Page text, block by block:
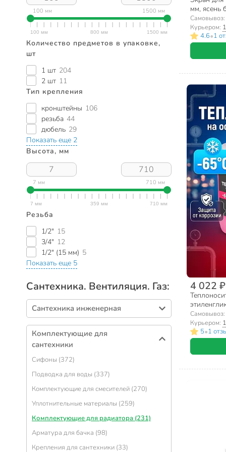
100 мм 1500 мм
Количество предметов в упаковке,
шт
1 шт 204
2 шт 11
Тип крепления
кронштейны 106
резьба 44
дюбель 29
Показать еще 2
Высота, мм
7 мм 710 мм
Резьба
1/2" 15
3/4" 12
1/2" (15 мм) 5
Показать еще 5
Сантехника. Вентиляция. Газ:
Сантехника инженерная
Резьбовой фитинг (724)
Арматура запорная (373)
Комплектующие для
сантехники
Сифоны (372)
Подводка для воды (337)
Комплектующие для смесителей (270)
Уплотнительные материалы (259)
Комплектующие для радиатора (231)
Арматура для бачка (98)
Крепления для сантехники (33)
мм, ясень
Стильный
Самовывоз:
Курьером:
4.6•1
4 022 ₽
горюч,
Самовывоз:
Курьером:
5•1